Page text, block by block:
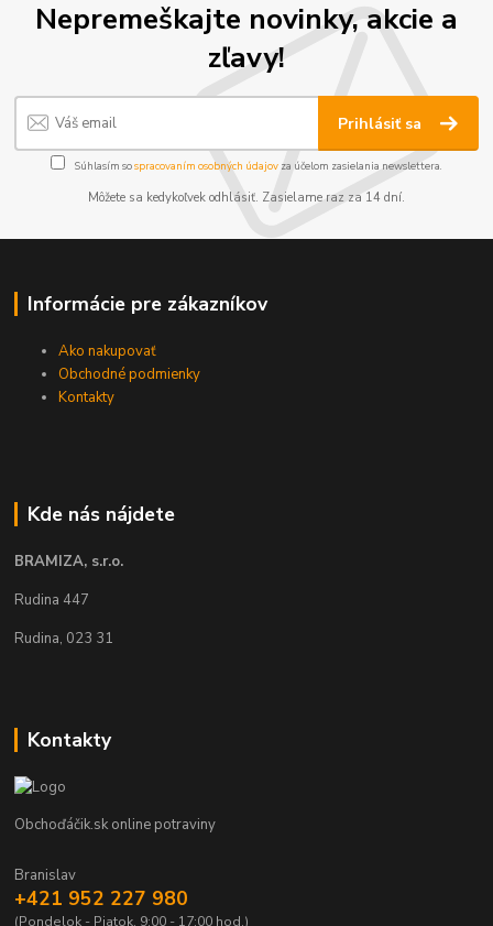
Nepremeškajte novinky, akcie a
zľavy!
Prihlásiť sa
Súhlasím sospracovaním osobných údajov za účelom zasielania newslettera.
Môžete sa kedykoľvek odhlásiť. Zasielame raz za 14 dní.
Informácie pre zákazníkov
Ako nakupovať
Obchodné podmienky
Kontakty
Kde nás nájdete
BRAMIZA, s.r.o.
Rudina 447
Rudina, 023 31
Kontakty
Obchoďáčik.sk online potraviny
Branislav
+421 952 227 980
(Pondelok - Piatok, 9:00 - 17:00 hod.)